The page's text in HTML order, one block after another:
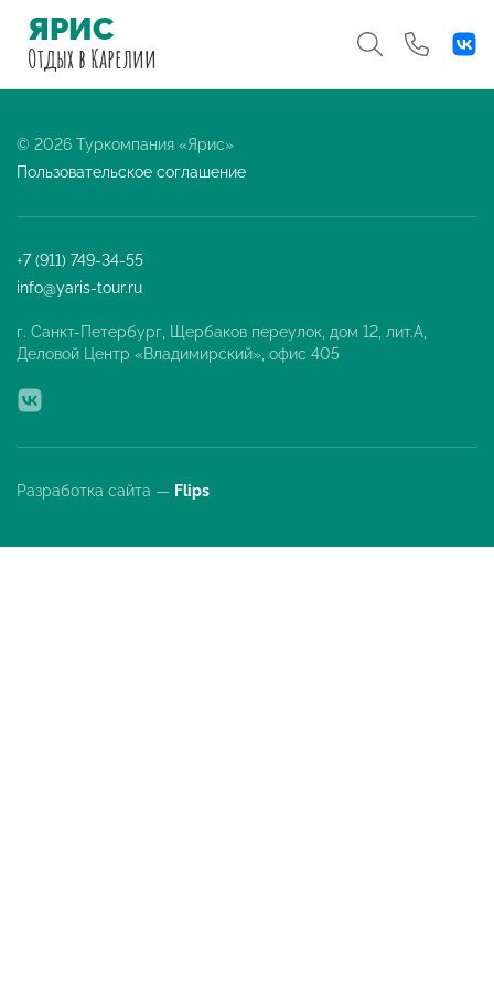
ЯРИС
Отдыхв Карелии
© 2026 Туркомпания «Ярис»
Пользовательское соглашение
+7 (911) 749-34-55
info@yaris-tour.ru
г. Санкт-Петербург, Щербаков переулок, дом 12, лит.А,
Деловой Центр «Владимирский», офис 405
Разработка сайта — Flips